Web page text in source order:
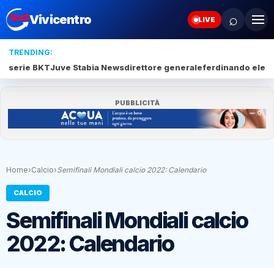
Vivicentro LIVE ⌕
TRENDING:
serie BKTJuve Stabia Newsdirettore generaleferdinando
PUBBLICITÀ
Home›Calcio›Semifinali Mondiali calcio 2022: Calendario
CALCIO
Semifinali Mondiali calcio
2022: Calendario